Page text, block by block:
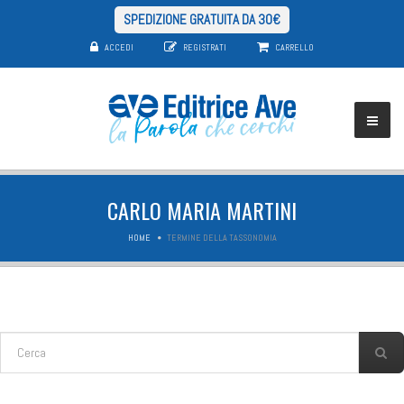
SPEDIZIONE GRATUITA DA 30€
ACCEDI REGISTRATI CARRELLO
CARLO MARIA MARTINI
HOME TERMINE DELLA TASSONOMIA
FORM DI RICERCA